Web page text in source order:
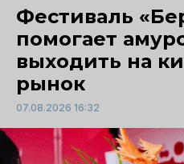
Фестиваль
помогает
выходить на
рынок
07.08.2026 16:32